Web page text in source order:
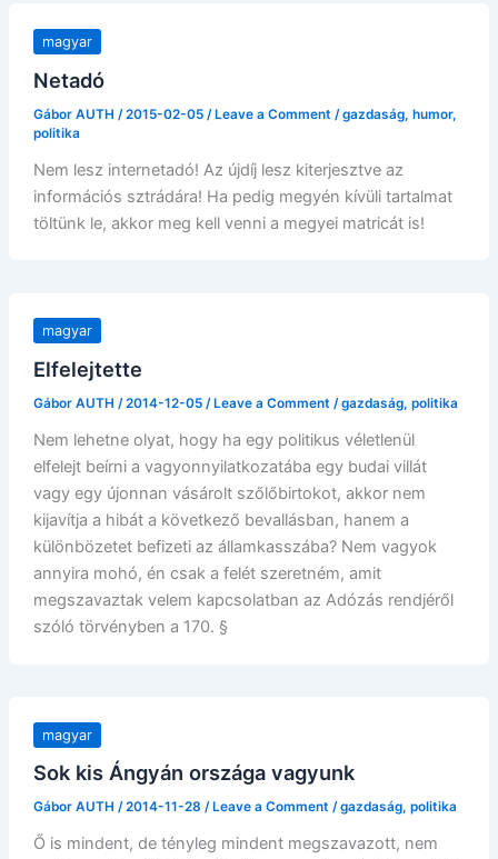
magyar
Netadó
Gábor AUTH /2015-02-05 /Leave a Comment /gazdaság, humor,
politika
Nem lesz internetadó! Az újdíj lesz kiterjesztve az
információs sztrádára! Ha pedig megyén kívüli tartalmat
töltünk le, akkor meg kell venni a megyei matricát is!
magyar
Elfelejtette
Gábor AUTH /2014-12-05 / Leave a Comment /gazdaság, politika
Nem lehetne olyat, hogy ha egy politikus véletlenül
elfelejt beírni a vagyonnyilatkozatába egy budai villát
vagy egy újonnan vásárolt szőlőbirtokot, akkor nem
kijavítja a hibát a következő bevallásban, hanem a
különbözetet befizeti az államkasszába? Nem vagyok
annyira mohó, én csak a felét szeretném, amit
megszavaztak velem kapcsolatban az Adózás rendjéről
szóló törvényben a 170. §
magyar
Sok kis Ángyán országa vagyunk
Gábor AUTH /2014-11-28 / Leave a Comment /gazdaság, politika
Ő is mindent, de tényleg mindent megszavazott, nem